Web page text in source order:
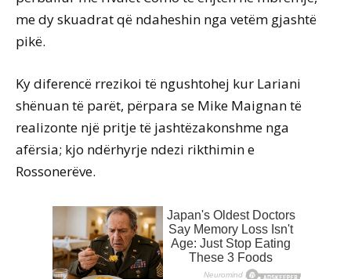
me dy skuadrat që ndaheshin nga vetëm gjashtë
pikë.
Ky diferencë rrezikoi të ngushtohej kur Lariani
shënuan të parët, përpara se Mike Maignan të
realizonte një pritje të jashtëzakonshme nga
afërsia; kjo ndërhyrje ndezi rikthimin e
Rossonerëve.